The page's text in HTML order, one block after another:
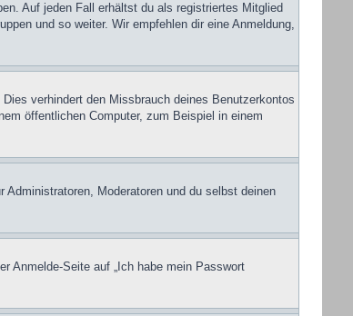
Auf jeden Fall erhältst du als registriertes Mitglied
und so weiter. Wir empfehlen dir eine Anmeldung,
verhindert den Missbrauch deines Benutzerkontos
öffentlichen Computer, zum Beispiel in einem
Administratoren, Moderatoren und du selbst deinen
Anmelde-Seite auf „Ich habe mein Passwort